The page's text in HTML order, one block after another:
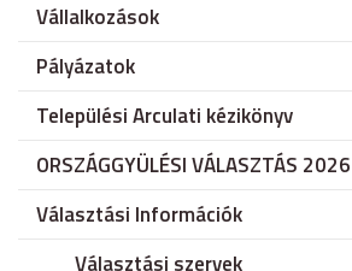
Vállalkozások
Pályázatok
Települési Arculati kézikönyv
ORSZÁGGYÜLÉSI VÁLASZTÁS 2026
Választási Információk
Választási szervek